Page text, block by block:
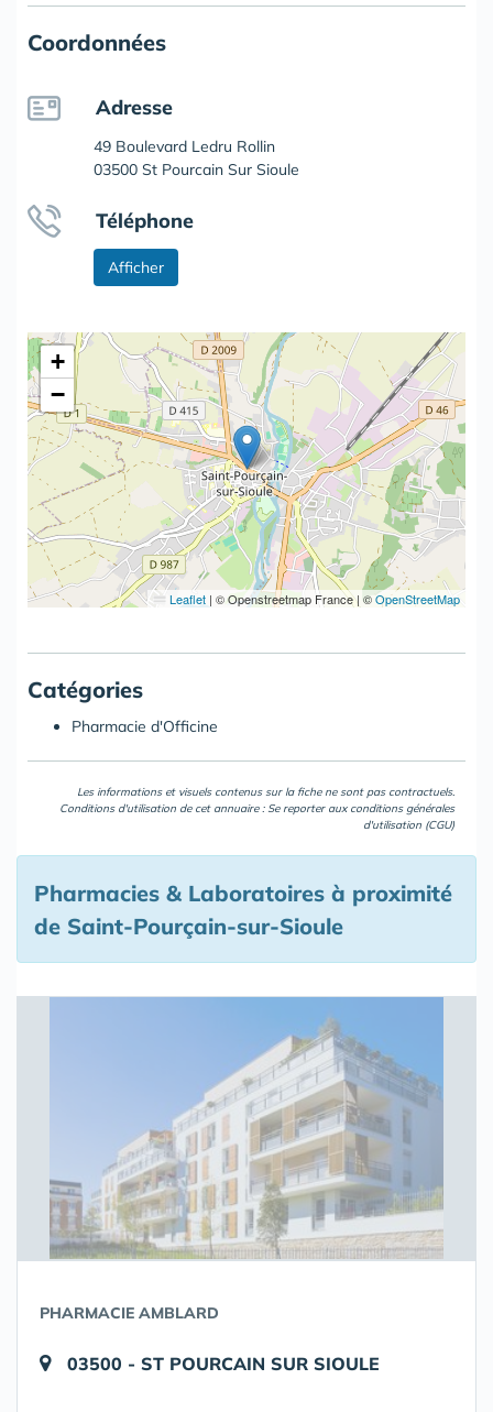
Coordonnées
Adresse
49 Boulevard Ledru Rollin
03500 St Pourcain Sur Sioule
Téléphone
Afficher
+
−
Leaflet | © Openstreetmap France | ©OpenStreetMap
Catégories
Pharmacie d'Officine
Les informations et visuels contenus sur la fiche ne sont pas contractuels.
Conditions d'utilisation de cet annuaire : Se reporter aux conditions générales
d'utilisation (CGU)
Pharmacies & Laboratoires à proximité
de Saint-Pourçain-sur-Sioule
PHARMACIE AMBLARD
03500 - ST POURCAIN SUR SIOULE